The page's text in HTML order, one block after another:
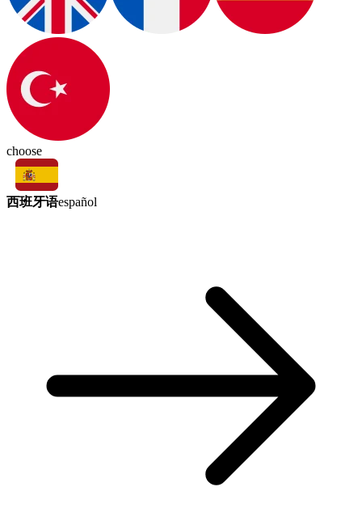
choose
西班牙语español